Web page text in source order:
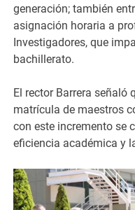
generación; también
asignación horaria a
Investigadores, que
bachillerato.
El rector Barrera señaló
matrícula de maestros
con este incremento se
eficiencia académica y